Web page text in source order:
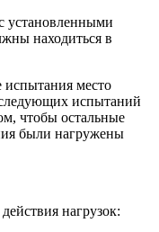
установленными
находиться в
испытания место
испытаний
чтобы остальные
были нагружены
нагрузок: